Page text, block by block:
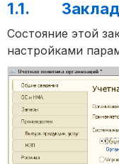
1.1.
Состояние этой
настройками